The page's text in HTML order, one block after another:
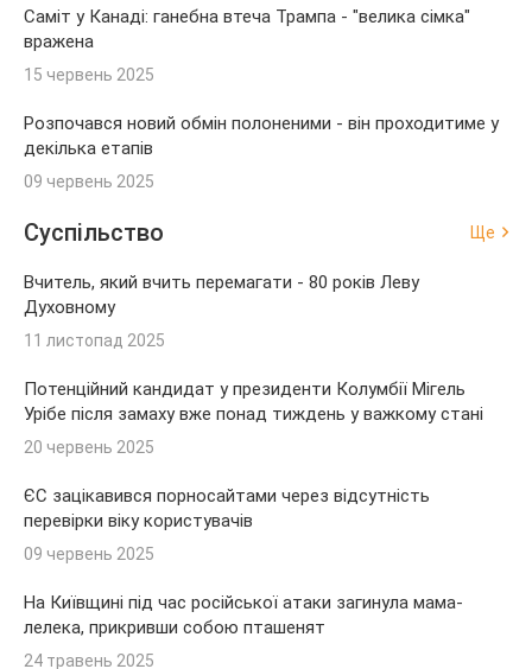
Саміт у Канаді: ганебна втеча Трампа - "велика сімка"
вражена
15 червень 2025
Розпочався новий обмін полоненими - він проходитиме у
декілька етапів
09 червень 2025
Суспільство Ще
Вчитель, який вчить перемагати - 80 років Леву
Духовному
11 листопад 2025
Потенційний кандидат у президенти Колумбії Мігель
Урібе після замаху вже понад тиждень у важкому стані
20 червень 2025
ЄС зацікавився порносайтами через відсутність
перевірки віку користувачів
09 червень 2025
На Київщині під час російської атаки загинула мама-
лелека, прикривши собою пташенят
24 травень 2025